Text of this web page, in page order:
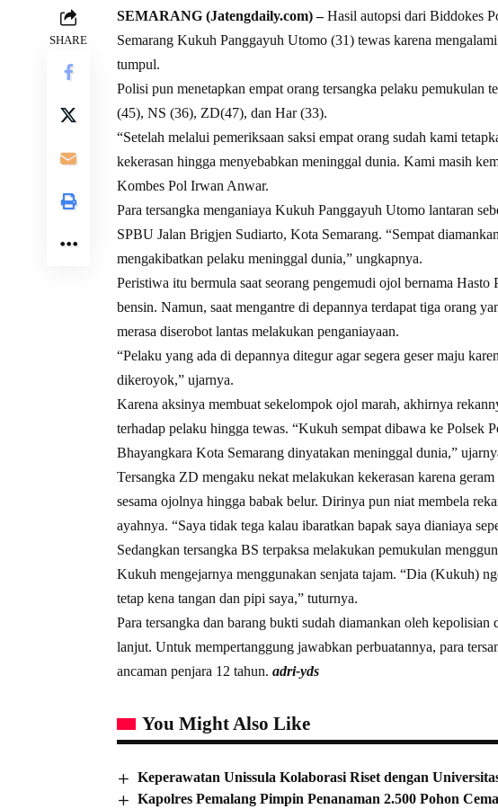
SHARE
SEMARANG (Jatengdaily.com) –Hasil autopsi dari Biddokes
Semarang Kukuh Panggayuh Utomo (31) tewas karena
tumpul.
Polisi pun menetapkan empat orang tersangka pelaku pemukulan
(45), NS (36), ZD(47), dan Har (33).
“Setelah melalui pemeriksaan saksi empat orang sudah kami
kekerasan hingga menyebabkan meninggal dunia. Kami masih
Kombes Pol Irwan Anwar.
Para tersangka menganiaya Kukuh Panggayuh Utomo lantaran
SPBU Jalan Brigjen Sudiarto, Kota Semarang. “Sempat
mengakibatkan pelaku meninggal dunia,” ungkapnya.
Peristiwa itu bermula saat seorang pengemudi ojol bernama
bensin. Namun, saat mengantre di depannya terdapat tiga orang
merasa diserobot lantas melakukan penganiayaan.
“Pelaku yang ada di depannya ditegur agar segera geser maju
dikeroyok,” ujarnya.
Karena aksinya membuat sekelompok ojol marah, akhirnya
terhadap pelaku hingga tewas. “Kukuh sempat dibawa ke Polsek
Bhayangkara Kota Semarang dinyatakan meninggal dunia,”
Tersangka ZD mengaku nekat melakukan kekerasan karena
sesama ojolnya hingga babak belur. Dirinya pun niat membela
ayahnya. “Saya tidak tega kalau ibaratkan bapak saya dianiaya
Sedangkan tersangka BS terpaksa melakukan pemukulan
Kukuh mengejarnya menggunakan senjata tajam. “Dia (Kukuh)
tetap kena tangan dan pipi saya,” tuturnya.
Para tersangka dan barang bukti sudah diamankan oleh
lanjut. Untuk mempertanggung jawabkan perbuatannya, para
ancaman penjara 12 tahun. adri-yds
You Might Also Like
Keperawatan Unissula Kolaborasi Riset dengan
Kapolres Pemalang Pimpin Penanaman 2.500 Pohon